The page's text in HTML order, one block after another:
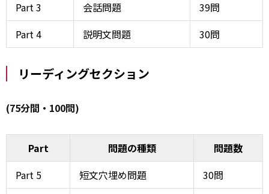
Part 3 会話問題
39問
Part 4
説明文問題 30問
リーディングセクション
(75分間・100問)
Part 問題の種類
問題数
Part 5
短文穴埋め問題
30問